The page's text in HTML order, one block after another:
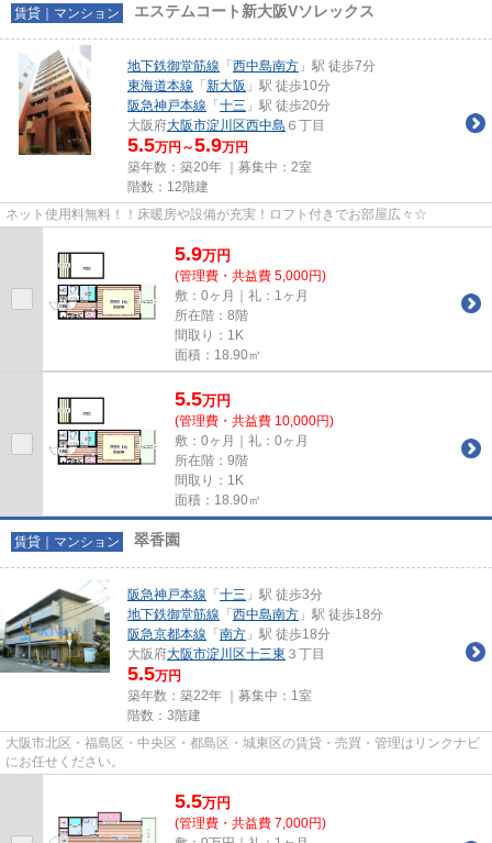
賃貸｜マンション エステムコート新大阪Vソレックス
地下鉄御堂筋線 「 西中島南方 」駅 徒歩7分
東海道本線 「 新大阪 」駅 徒歩10分
阪急神戸本線 「 十三 」駅 徒歩20分
大阪府大阪市淀川区西中島 ６丁目
5.5万円～5.9万円
築年数：築20年 ｜募集中： 2室
階数：12階建
ネット使用料無料！！床暖房や設備が充実！ロフト付きでお部屋広々☆
5.9万円
(管理費・共益費 5,000円)
敷：0ヶ月｜礼：1ヶ月
所在階：8階
間取り：1K
面積：18.90㎡
5.5万円
(管理費・共益費 10,000円)
敷：0ヶ月｜礼：0ヶ月
所在階：9階
間取り：1K
面積：18.90㎡
賃貸｜マンション 翠香園
阪急神戸本線 「 十三 」駅 徒歩3分
地下鉄御堂筋線 「 西中島南方 」駅 徒歩18分
阪急京都本線 「 南方 」駅 徒歩18分
大阪府大阪市淀川区十三東 ３丁目
5.5万円
築年数：築22年 ｜募集中： 1室
階数：3階建
大阪市北区・福島区・中央区・都島区・城東区の賃貸・売買・管理はリンクナビ
にお任せください。
5.5万円
(管理費・共益費 7,000円)